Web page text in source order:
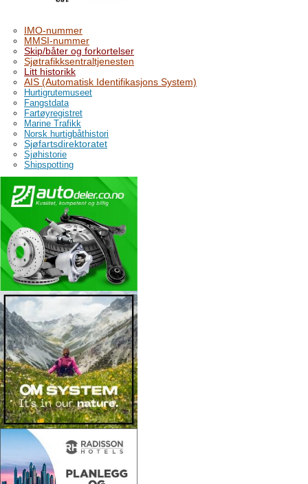
IMO-nummer
MMSI-nummer
Skip/båter og forkortelser
Sjøtrafikksentraltjenesten
Litt historikk
AIS (Automatisk Identifikasjons System)
Hurtigrutemuseet
Fangstdata
Fartøyregistret
Marine Trafikk
Norsk hurtigbåthistori
Sjøfartsdirektoratet
Sjøhistorie
Shipspotting